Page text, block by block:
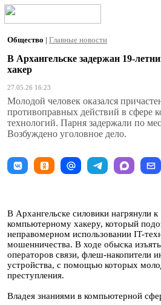
Общество | Главные новости
В Архангельске задержан 19-
хакер
27.05.26 16:23
Молодой человек оказался
противоправных действий в сфере
технологий. Парня задержали по
Возбуждено уголовное дело.
В Архангельске силовики нагрянули
компьютерному хакеру, который
неправомерном использовании IT-
мошенничества. В ходе обыска
операторов связи, флеш-накопители
устройства, с помощью которых
преступления.
Владея знаниями в компьютерной